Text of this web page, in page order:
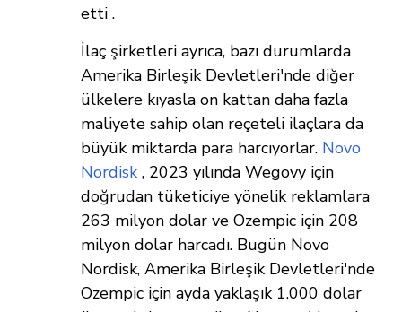
etti .
İlaç şirketleri ayrıca, bazı durumlarda
Amerika Birleşik Devletleri'nde diğer
ülkelere kıyasla on kattan daha fazla
maliyete sahip olan reçeteli ilaçlara da
büyük miktarda para harcıyorlar. Novo
Nordisk , 2023 yılında Wegovy için
doğrudan tüketiciye yönelik reklamlara
263 milyon dolar ve Ozempic için 208
milyon dolar harcadı. Bugün Novo
Nordisk, Amerika Birleşik Devletleri'nde
Ozempic için ayda yaklaşık 1.000 dolar